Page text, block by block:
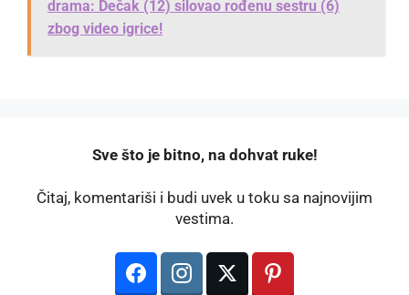
drama: Dečak (12) silovao rođenu sestru (6)
zbog video igrice!
️Sve što je bitno, na dohvat ruke!
Čitaj, komentariši i budi uvek u toku sa najnovijim
vestima.